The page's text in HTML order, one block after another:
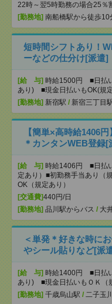
22時～翌5時勤務の場合25％
[勤務地] 南船橋駅から徒歩10
短時間シフトあり！
ーなどの仕分け[派遣]
[給 与] 時給1500円 ■日払
あり) ■現金日払いもOK(規
[勤務地] 新宿駅 / 新宿三丁目
【簡単×高時給1406
＊カンタンWEB登録[
[給 与] 時給1406円 ■日払
定あり）■初勤務手当あり（
OK（規定あり）
[交通費]440円/日
[勤務地] 品川駅からバス / 大
＜単発＊好きな時に
やシール貼りなど[派
[給 与] 時給1400円 ■日払
あり) ■現金日払いもＯＫ（
[勤務地] 千歳烏山駅 / 二子玉